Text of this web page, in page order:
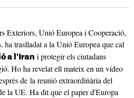
Exteriors, Unió Europea i Cooperació,
, ha traslladat a la Unió Europea que cal
a l'Iran i protegir els ciutadans
Ho ha revelat ell mateix en un vídeo
de la reunió extraordinària del
la UE. Ha dit que el paper d'Europa